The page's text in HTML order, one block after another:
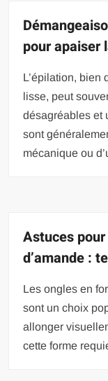
pour apaiser
L’épilation, bien
lisse, peut
désagréables et
sont
mécanique ou
Astuces
d’amande :
Les ongles en
sont un choix
allonger
cette forme